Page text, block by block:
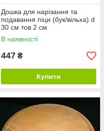
Дошка для нарізання та
подавання піци (бук/вільха) d
30 см тов 2 см
В наявності
447 ₴
Купити